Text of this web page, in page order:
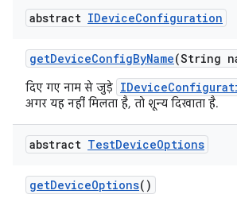
abstract IDeviceConfiguration
getDeviceConfigByName(String
दिए गए नाम से जुड़े
अगर यह नहीं मिलता है, तो शून्य दिखाता है.
abstract TestDeviceOptions
getDeviceOptions()